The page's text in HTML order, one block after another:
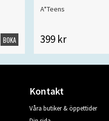
BOKA
A*Teens
399 kr
Kontakt
Våra butiker & öppettider